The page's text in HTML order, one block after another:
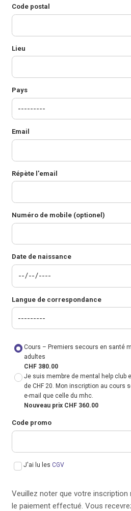
Code postal
Lieu
Pays
Email
Répète l'email
Numéro de mobile (optionel)
Date de naissance
Langue de correspondance
Cours – Premiers secours en santé
adultes
CHF 380.00
Je suis membre de mental help club
de CHF 20. Mon inscription au cours
e-mail que celle du mhc.
Nouveau prix CHF 360.00
Code promo
J'ai lu les CGV
Veuillez noter que votre inscription
le paiement effectué. Vous